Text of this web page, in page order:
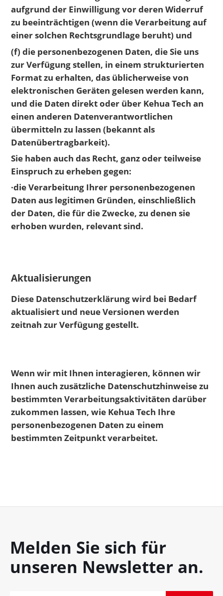
aufgrund der Einwilligung vor deren Widerruf
zu beeinträchtigen (wenn die Verarbeitung auf
einer solchen Rechtsgrundlage beruht) und
(f) die personenbezogenen Daten, die Sie uns
zur Verfügung stellen, in einem strukturierten
Format zu erhalten, das üblicherweise von
elektronischen Geräten gelesen werden kann,
und die Daten direkt oder über Kehua Tech an
einen anderen Datenverantwortlichen
übermitteln zu lassen (bekannt als
Datenübertragbarkeit).
Sie haben auch das Recht, ganz oder teilweise
Einspruch zu erheben gegen:
·die Verarbeitung Ihrer personenbezogenen
Daten aus legitimen Gründen, einschließlich
der Daten, die für die Zwecke, zu denen sie
erhoben wurden, relevant sind.
Aktualisierungen
Diese Datenschutzerklärung wird bei Bedarf
aktualisiert und neue Versionen werden
zeitnah zur Verfügung gestellt.
Wenn wir mit Ihnen interagieren, können wir
Ihnen auch zusätzliche Datenschutzhinweise zu
bestimmten Verarbeitungsaktivitäten darüber
zukommen lassen, wie Kehua Tech Ihre
personenbezogenen Daten zu einem
bestimmten Zeitpunkt verarbeitet.
Melden Sie sich für
unseren Newsletter an.